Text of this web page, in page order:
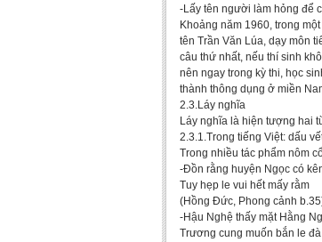
-Lấy tên người làm hỏng để
Khoảng năm 1960, trong
tên Trần Văn Lúa, dạy môn
câu thứ nhất, nếu thí sinh
nên ngay trong kỳ thi, học
thành thông dụng ở miền
2.3.Láy nghĩa
Láy nghĩa là hiện tượng hai
2.3.1.Trong tiếng Việt: dấu
Trong nhiều tác phẩm nôm
-Đồn rằng huyện Ngọc có
Tuy hẹp le vui hết mấy rằm
(Hồng Đức, Phong cảnh
-Hậu Nghệ thấy mặt Hằng
Trương cung muốn bắn le